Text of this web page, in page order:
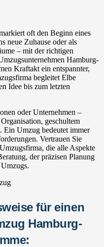
oft den Beginn eines
neue Zuhause oder als
– mit der richtigen
Hamburg-
Kraftakt ein entspannter,
begleitet Elbe
Idee bis zum letzten
oder Unternehmen –
geschultem
Ein Umzug bedeutet immer
Vertrauen Sie
die alle Aspekte
der präzisen Planung
für einen
Hamburg-